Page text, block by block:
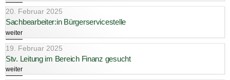
20. Februar 2025
Sachbearbeiter:in Bürgerservicestelle
weiter
19. Februar 2025
Stv. Leitung im Bereich Finanz gesucht
weiter